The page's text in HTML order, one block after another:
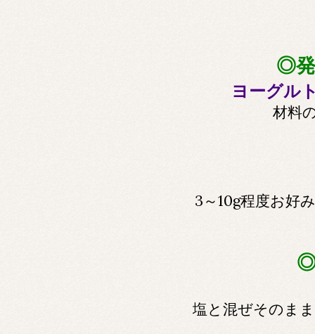
◎発
ヨーグル
材料
3～10g程度お好
◎
塩と混ぜそのま